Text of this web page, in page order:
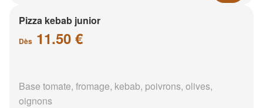
Pizza kebab junior
Dès 11.50 €
Base tomate, fromage, kebab, poivrons, olives,
oignons